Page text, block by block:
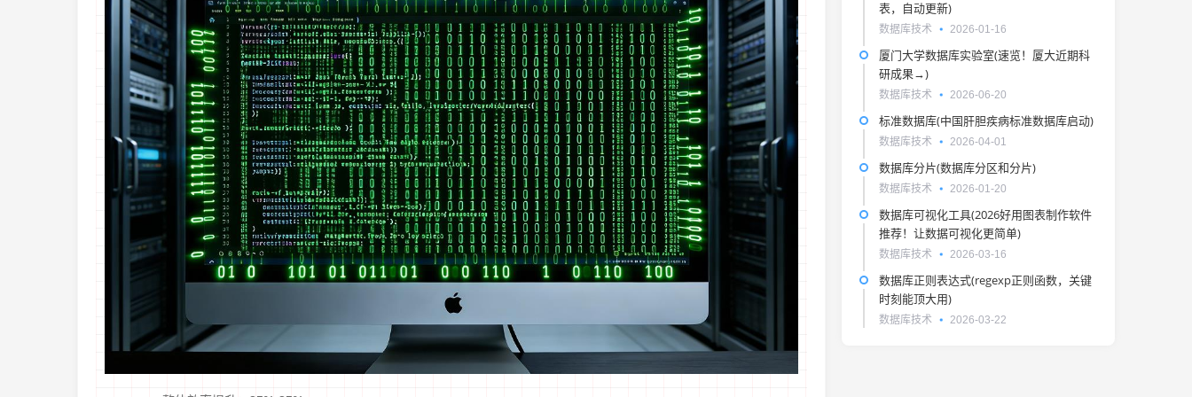
表，自动更新)
数据库技术 2026-01-16
厦门大学数据库实验室(速览！厦大近期科
研成果→)
数据库技术 2026-06-20
标准数据库(中国肝胆疾病标准数据库启动)
数据库技术 2026-04-01
数据库分片(数据库分区和分片)
数据库技术 2026-01-20
数据库可视化工具(2026好用图表制作软件
推荐！让数据可视化更简单)
数据库技术 2026-03-16
数据库正则表达式(regexp正则函数，关键
时刻能顶大用)
数据库技术 2026-03-22